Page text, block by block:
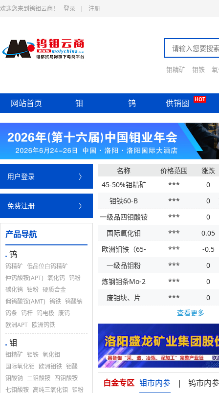
欢迎您来到钨钼云商！ 登录 | 注册
钼精矿 钼铁
网站首页 钼 钨 供销圈 HOT
用户登录 〉
免费注册 〉
产品导航
■ 钨
钨精矿 低品位白钨精矿
仲钨酸铵(APT) 氧化钨 钨粉
碳化钨 钴粉 硬质合金
偏钨酸铵(AMT) 钨铁 钨酸钠
钨条 钨杆 钨电极 废钨
欧洲APT 欧洲钨铁
■ 钼
钼精矿 钼铁 氧化钼
国际氧化钼 欧洲钼铁 钼酸
钼酸钠 二钼酸铵 四钼酸铵
七钼酸铵 高纯三氧化钼 钼粉
名称 价格范围
涨跌
45-50%钼精矿
***
0
钼铁60-B
*** 0
一级品四钼酸铵
***
0
国际氧化钼
（57%）
***
0.05
欧洲钼铁（65-
70%）
***
-0.5
一级品钼粉
***
0
炼钢钼条Mo-2
***
0
废钼块、片
***
0
查看更多
白金专区 钼市内参 | 钨市内参